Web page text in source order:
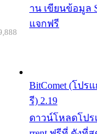
าน เขียนข้อมูล
แจกฟรี
BitComet (โปร
รี) 2.19
ดาวน์โหลดโปร